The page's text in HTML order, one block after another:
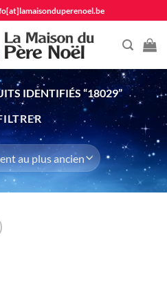
IDENTIFIÉS “18029”